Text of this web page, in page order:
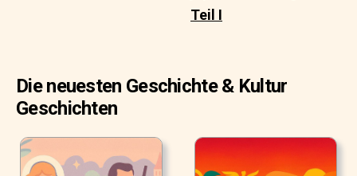
Teil I
Die neuesten Geschichte & Kultur
Geschichten